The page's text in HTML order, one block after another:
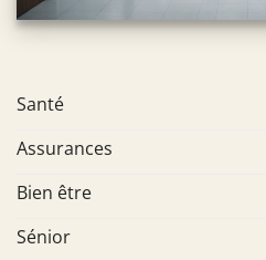
Santé
Assurances
Bien être
Sénior